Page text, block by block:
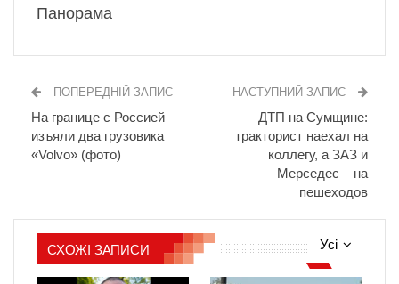
Панорама
ПОПЕРЕДНІЙ ЗАПИС
На границе с Россией
изъяли два грузовика
«Volvo» (фото)
НАСТУПНИЙ ЗАПИС
ДТП на Сумщине:
тракторист наехал на
коллегу, а ЗАЗ и
Мерседес – на
пешеходов
Усі
СХОЖІ ЗАПИСИ